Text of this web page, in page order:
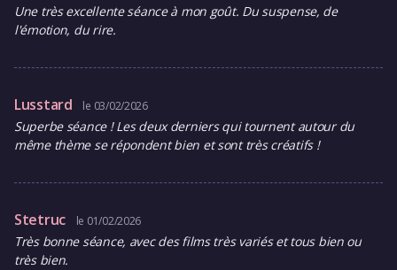
Une très excellente séance à mon goût. Du suspense, de
l'émotion, du rire.
Lusstard le 03/02/2026
Superbe séance ! Les deux derniers qui tournent autour du
même thème se répondent bien et sont très créatifs !
Stetruc le 01/02/2026
Très bonne séance, avec des films très variés et tous bien ou
très bien.